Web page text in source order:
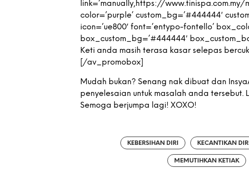
link=’manually,https://
color=’purple’ custom_bg=’#444444′
icon=’ue800′ font=’entypo-fontello’
box_custom_bg=’#444444′
Keti anda masih terasa kasar selepas
[/av_promobox]
Mudah bukan? Senang nak dibuat dan
penyelesaian untuk masalah anda
Semoga berjumpa lagi! XOXO!
KEBERSIHAN DIRI KECANTIKAN DIRI
MEMUTIHKAN KETIAK